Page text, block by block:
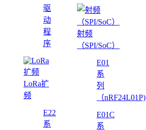
驱
动
程
序
LoRa扩
频
E22
系
射频
（SPI/SoC）
E01
系
列
（nRF24L01P)
E01C
系